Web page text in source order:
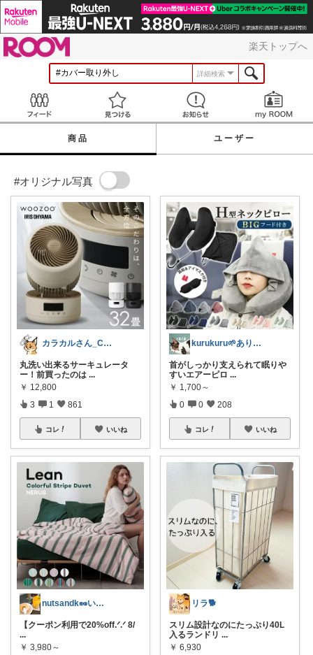
楽天トップへ
詳細検索
見つける お知らせ
商品 ユーザー
#オリジナル写真
カラカルさん_CRCL😺朝コレ4時
丸洗い出来るサーキュレータ
ー！前買ったのは ...
￥ 12,800
3 1 861
コレ いいね
nutsandk🥜いつも感謝です◡̈♡
【クーポン利用で20%off.ᐟ.ᐟ 8/
...
￥ 3,980～
kurukuru🌱ありがとうございます
首がしっかり支えられて眠りや
すいエアーピロ ...
￥ 1,700～
0 0 208
コレ いいね
リラ🐕
スリム設計なのにたっぷり40L
入るランドリ ...
￥ 6,930